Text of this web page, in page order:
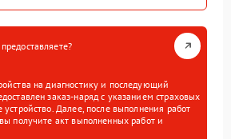
на диагностику и последующий
заказ-наряд с указанием страховых
устройство. Далее, после выполнения работ
получите акт выполненных работ и